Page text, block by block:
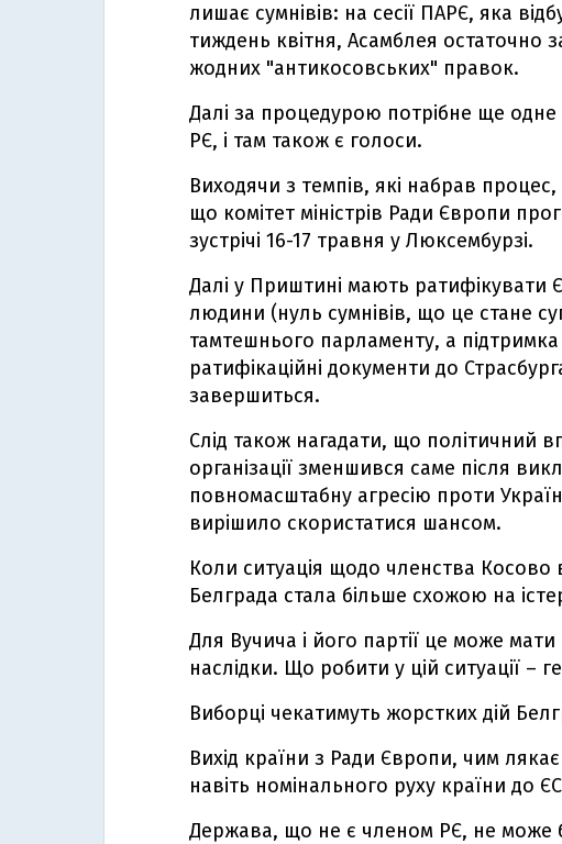
лишає сумнівів: на сесії ПАРЄ, яка
тиждень квітня, Асамблея остаточно
жодних "антикосовських" правок.
Далі за процедурою потрібне ще одне
РЄ, і там також є голоси.
Виходячи з темпів, які набрав
що комітет міністрів Ради Європи
зустрічі 16-17 травня у Люксембурзі.
Далі у Приштині мають ратифікувати
людини (нуль сумнівів, що це стане
тамтешнього парламенту, а
ратифікаційні документи до
завершиться.
Слід також нагадати, що політичний
організації зменшився саме після
повномасштабну агресію проти
вирішило скористатися шансом.
Коли ситуація щодо членства Косово
Белграда стала більше схожою на
Для Вучича і його партії це може мати
наслідки. Що робити у цій ситуації –
Виборці чекатимуть жорстких дій
Вихід країни з Ради Європи, чим
навіть номінального руху країни до
Держава, що не є членом РЄ, не може